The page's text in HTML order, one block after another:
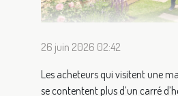
26 juin 2026 02:42
Les acheteurs qui visitent une
se contentent plus d’un carré